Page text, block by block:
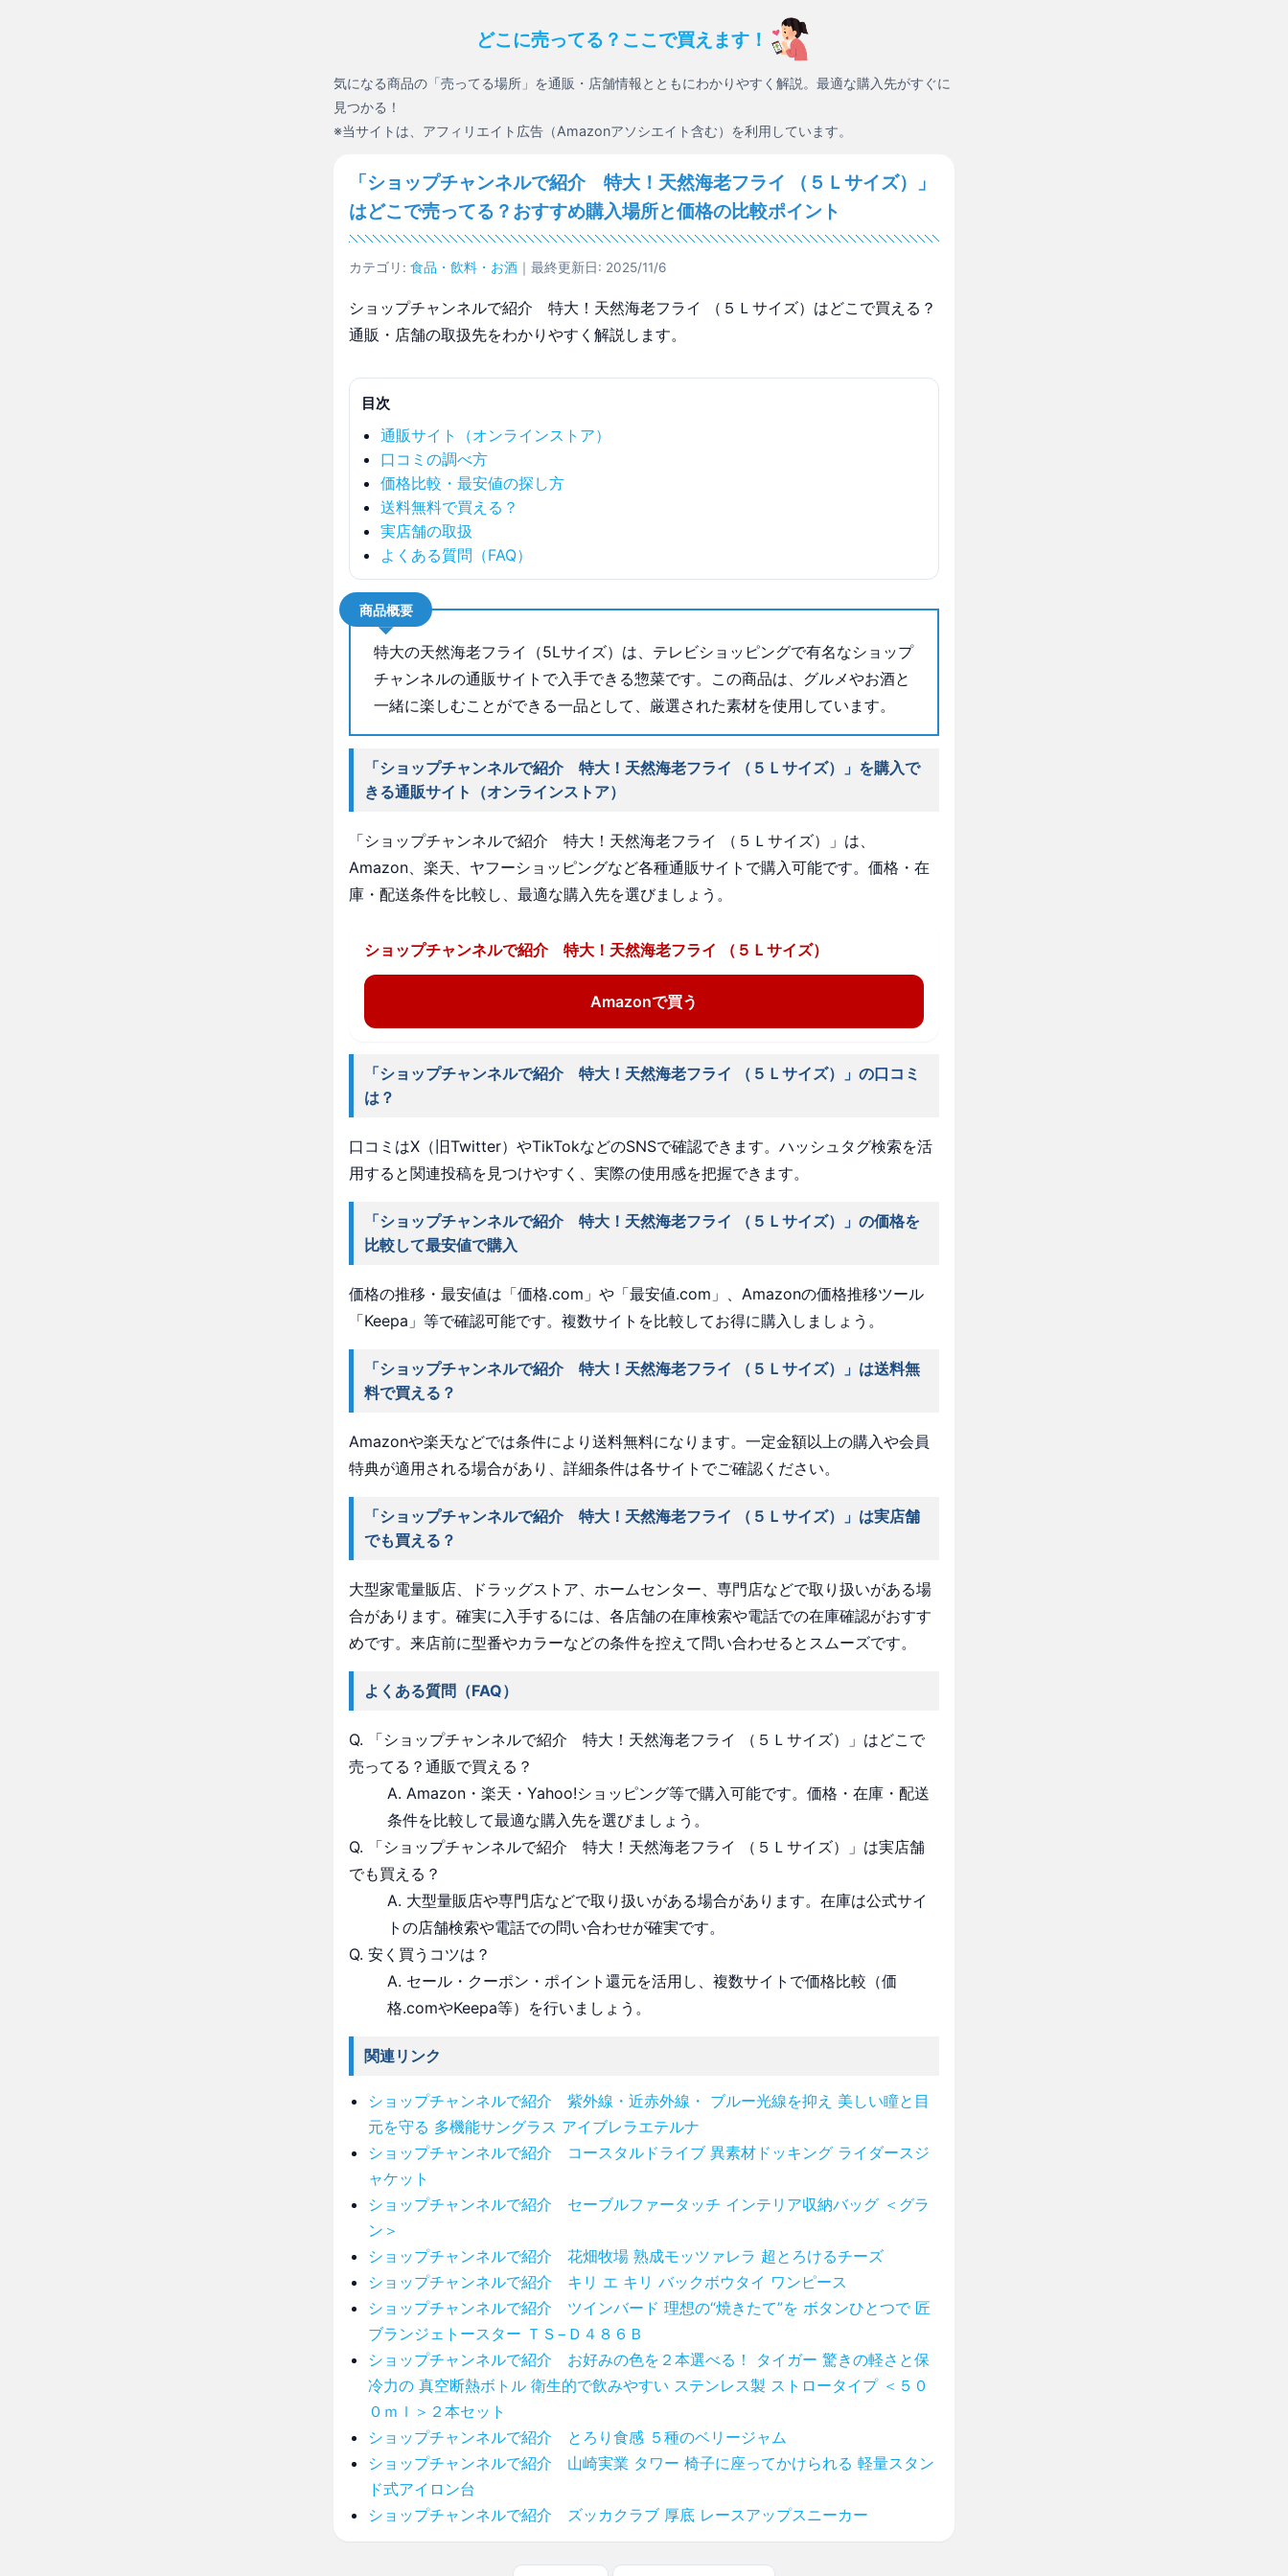
どこに売ってる？ここで買えます！
気になる商品の「売ってる場所」を通販・店舗情報とともにわかりやすく解説。最適な購入先がすぐに
見つかる！
※当サイトは、アフィリエイト広告（Amazonアソシエイト含む）を利用しています。
「ショップチャンネルで紹介 特大！天然海老フライ （５Ｌサイズ）」
はどこで売ってる？おすすめ購入場所と価格の比較ポイント
カテゴリ: 食品・飲料・お酒 ｜最終更新日: 2025/11/6
ショップチャンネルで紹介 特大！天然海老フライ （５Ｌサイズ）はどこで買える？
通販・店舗の取扱先をわかりやすく解説します。
目次
通販サイト（オンラインストア）
口コミの調べ方
価格比較・最安値の探し方
送料無料で買える？
実店舗の取扱
よくある質問（FAQ）
商品概要
特大の天然海老フライ（5Lサイズ）は、テレビショッピングで有名なショップ
チャンネルの通販サイトで入手できる惣菜です。この商品は、グルメやお酒と
一緒に楽しむことができる一品として、厳選された素材を使用しています。
「ショップチャンネルで紹介 特大！天然海老フライ （５Ｌサイズ）」を購入で
きる通販サイト（オンラインストア）
「ショップチャンネルで紹介 特大！天然海老フライ （５Ｌサイズ）」は、
Amazon、楽天、ヤフーショッピングなど各種通販サイトで購入可能です。価格・在
庫・配送条件を比較し、最適な購入先を選びましょう。
ショップチャンネルで紹介 特大！天然海老フライ （５Ｌサイズ）
Amazonで買う
「ショップチャンネルで紹介 特大！天然海老フライ （５Ｌサイズ）」の口コミ
は？
口コミはX（旧Twitter）やTikTokなどのSNSで確認できます。ハッシュタグ検索を活
用すると関連投稿を見つけやすく、実際の使用感を把握できます。
「ショップチャンネルで紹介 特大！天然海老フライ （５Ｌサイズ）」の価格を
比較して最安値で購入
価格の推移・最安値は「価格.com」や「最安値.com」、Amazonの価格推移ツール
「Keepa」等で確認可能です。複数サイトを比較してお得に購入しましょう。
「ショップチャンネルで紹介 特大！天然海老フライ （５Ｌサイズ）」は送料無
料で買える？
Amazonや楽天などでは条件により送料無料になります。一定金額以上の購入や会員
特典が適用される場合があり、詳細条件は各サイトでご確認ください。
「ショップチャンネルで紹介 特大！天然海老フライ （５Ｌサイズ）」は実店舗
でも買える？
大型家電量販店、ドラッグストア、ホームセンター、専門店などで取り扱いがある場
合があります。確実に入手するには、各店舗の在庫検索や電話での在庫確認がおすす
めです。来店前に型番やカラーなどの条件を控えて問い合わせるとスムーズです。
よくある質問（FAQ）
Q. 「ショップチャンネルで紹介 特大！天然海老フライ （５Ｌサイズ）」はどこで
売ってる？通販で買える？
A. Amazon・楽天・Yahoo!ショッピング等で購入可能です。価格・在庫・配送
条件を比較して最適な購入先を選びましょう。
Q. 「ショップチャンネルで紹介 特大！天然海老フライ （５Ｌサイズ）」は実店舗
でも買える？
A. 大型量販店や専門店などで取り扱いがある場合があります。在庫は公式サイ
トの店舗検索や電話での問い合わせが確実です。
Q. 安く買うコツは？
A. セール・クーポン・ポイント還元を活用し、複数サイトで価格比較（価
格.comやKeepa等）を行いましょう。
関連リンク
ショップチャンネルで紹介 紫外線・近赤外線・ ブルー光線を抑え 美しい瞳と目
元を守る 多機能サングラス アイブレラエテルナ
ショップチャンネルで紹介 コースタルドライブ 異素材ドッキング ライダースジ
ャケット
ショップチャンネルで紹介 セーブルファータッチ インテリア収納バッグ ＜グラ
ン＞
ショップチャンネルで紹介 花畑牧場 熟成モッツァレラ 超とろけるチーズ
ショップチャンネルで紹介 キリ エ キリ バックボウタイ ワンピース
ショップチャンネルで紹介 ツインバード 理想の“焼きたて”を ボタンひとつで 匠
ブランジェトースター ＴＳ−Ｄ４８６Ｂ
ショップチャンネルで紹介 お好みの色を２本選べる！ タイガー 驚きの軽さと保
冷力の 真空断熱ボトル 衛生的で飲みやすい ステンレス製 ストロータイプ ＜５０
０ｍｌ＞２本セット
ショップチャンネルで紹介 とろり食感 ５種のベリージャム
ショップチャンネルで紹介 山崎実業 タワー 椅子に座ってかけられる 軽量スタン
ド式アイロン台
ショップチャンネルで紹介 ズッカクラブ 厚底 レースアップスニーカー